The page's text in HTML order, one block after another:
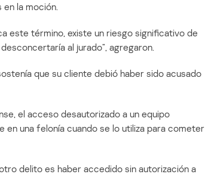
en la moción.
este término, existe un riesgo significativo de
al jurado”, agregaron.
que su cliente debió haber sido acusado
el acceso desautorizado a un equipo
una felonía cuando se lo utiliza para cometer
delito es haber accedido sin autorización a